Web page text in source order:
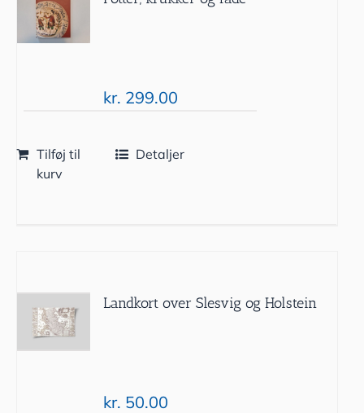
kr. 299.00
Tilføj til
kurv
Detaljer
Landkort over Slesvig og Holstein
kr. 50.00